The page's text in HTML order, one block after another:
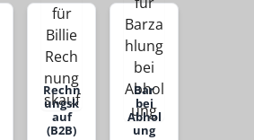
Rechn
ungsk
auf
(B2B)
Bar
bei
Abhol
ung